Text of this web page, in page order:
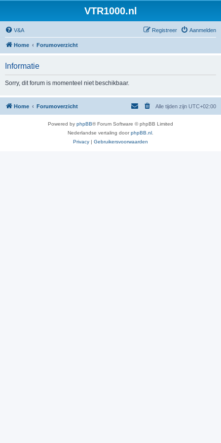
VTR1000.nl
V&A Aanmelden
Registreer
Home Forumoverzicht
Informatie
Sorry, dit forum is momenteel niet beschikbaar.
Home Forumoverzicht Alle tijden zijn UTC+02:00
Powered by phpBB® Forum Software © phpBB Limited
Nederlandse vertaling doorphpBB.nl
Privacy | Gebruikersvoorwaarden